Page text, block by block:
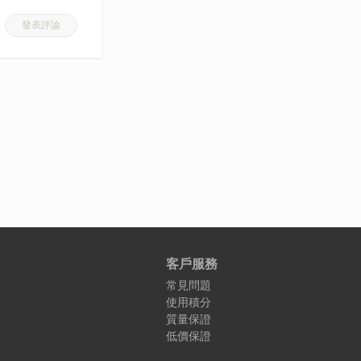
發表評論
客戶服務
常見問題
使用積分
質量保證
低價保證